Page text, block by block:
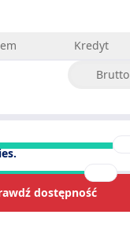
Kredyt
Brutto
dostępność